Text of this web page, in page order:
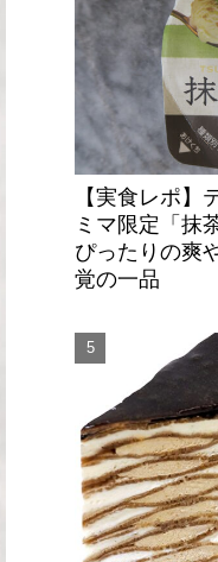
【実食レポ
ミマ限定「抹
ぴったりの爽
覚の一品